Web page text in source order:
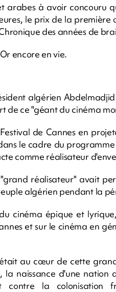
arabes à avoir concouru
le prix de la
des années de
encore en vie.
algérien
de ce "géant du cinéma
de Cannes en
le cadre du programme
comme réalisateur
réalisateur" avait
algérien pendant la
cinéma épique et
et sur le cinéma en
au cœur de cette
naissance d'une nation
contre la colonisation